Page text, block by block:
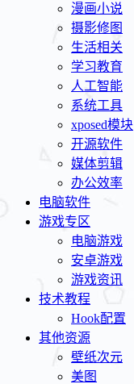
漫画小说
摄影修图
生活相关
学习教育
人工智能
系统工具
xposed模块
开源软件
媒体剪辑
办公效率
电脑软件
游戏专区
电脑游戏
安卓游戏
游戏资讯
技术教程
Hook配置
其他资源
壁纸次元
美图